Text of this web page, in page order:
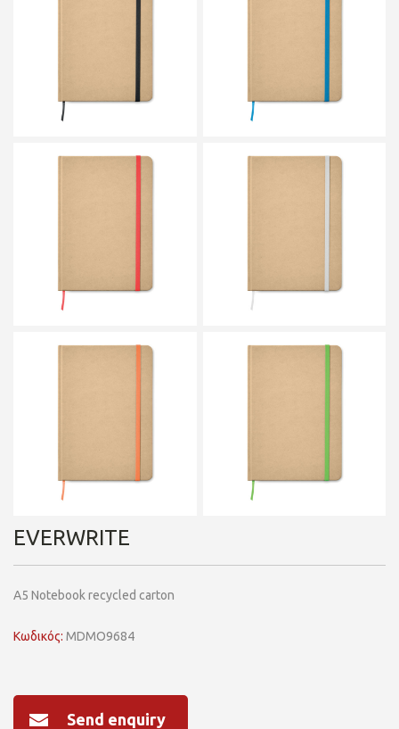
EVERWRITE
A5 Notebook recycled carton
Κωδικός: MDMO9684
Send enquiry